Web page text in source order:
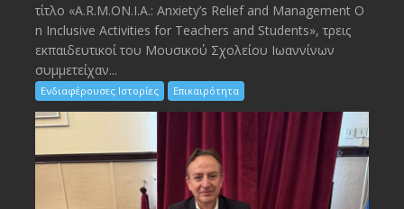
τίτλο «A.R.M.ON.I.A.: Anxiety’s Relief and Management O
n Inclusive Activities for Teachers and Students», τρεις
εκπαιδευτικοί του Μουσικού Σχολείου Ιωαννίνων
συμμετείχαν...
Ενδιαφέρουσες Ιστορίες Επικαιρότητα